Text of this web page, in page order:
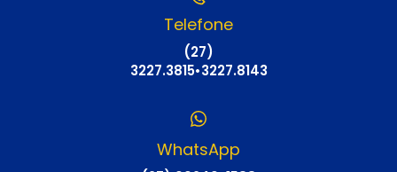
Telefone
(27)
3227.3815•3227.8143
WhatsApp